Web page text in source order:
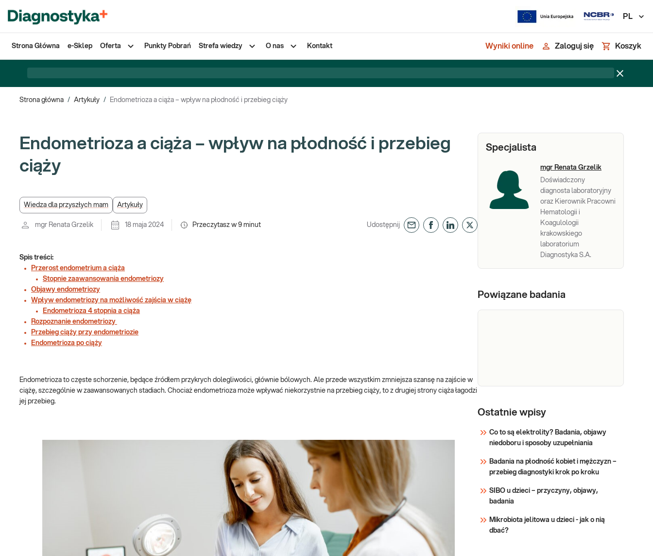
PL
Strona Główna e-Sklep Oferta Punkty Pobrań Strefa wiedzy O nas Kontakt Wyniki online Zaloguj się Koszyk
Strona główna / Artykuły / Endometrioza a ciąża – wpływ na płodność i przebieg ciąży
Endometrioza a ciąża – wpływ na płodność i przebieg
ciąży
Wiedza dla przyszłych mam Artykuły
mgr Renata Grzelik 18 maja 2024 Przeczytasz w 9 minut Udostępnij
Spis treści:
Przerost endometrium a ciąża
Stopnie zaawansowania endometriozy
Objawy endometriozy
Wpływ endometriozy na możliwość zajścia w ciążę
Endometrioza 4 stopnia a ciąża
Rozpoznanie endometriozy
Przebieg ciąży przy endometriozie
Endometrioza po ciąży
Endometrioza to częste schorzenie, będące źródłem przykrych dolegliwości, głównie bólowych. Ale przede wszystkim zmniejsza szansę na zajście w
ciążę, szczególnie w zaawansowanych stadiach. Chociaż endometrioza może wpływać niekorzystnie na przebieg ciąży, to z drugiej strony ciąża łagodzi
jej przebieg.
Specjalista
mgr Renata Grzelik
Doświadczony
diagnosta laboratoryjny
oraz Kierownik Pracowni
Hematologii i
Koagulologii
krakowskiego
laboratorium
Diagnostyka S.A.
Powiązane badania
125
Oznaczany w surowicy jest
leczenia i wykrywanie nawrotów
choroby. Wchodzi w skład
jajnika: ROMA.
Sprawdź
Ostatnie wpisy
Co to są elektrolity? Badania, objawy
niedoboru i sposoby uzupełniania
Badania na płodność kobiet i mężczyzn –
przebieg diagnostyki krok po kroku
SIBO u dzieci – przyczyny, objawy,
badania
Mikrobiota jelitowa u dzieci - jak o nią
dbać?